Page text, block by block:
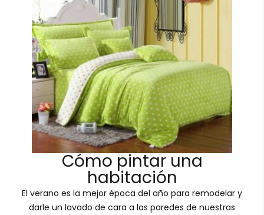
Cómo pintar una
habitación
El verano es la mejor época del año para remodelar y
darle un lavado de cara a las paredes de nuestras